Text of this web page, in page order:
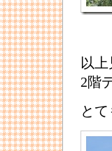
以
2階
とて